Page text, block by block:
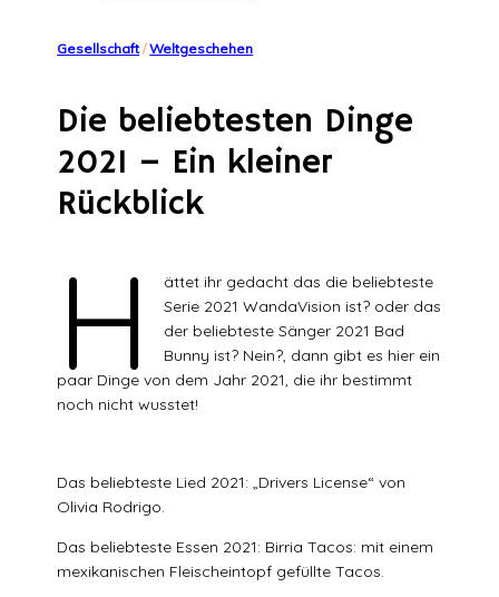
Gesellschaft/Weltgeschehen
Die beliebtesten Dinge
2021 – Ein kleiner
Rückblick
H
ättet ihr gedacht das die beliebteste
Serie 2021 WandaVision ist? oder das
der beliebteste Sänger 2021 Bad
Bunny ist? Nein?, dann gibt es hier ein
paar Dinge von dem Jahr 2021, die ihr bestimmt
noch nicht wusstet!
Das beliebteste Lied 2021: „Drivers License“ von
Olivia Rodrigo.
Das beliebteste Essen 2021: Birria Tacos: mit einem
mexikanischen Fleischeintopf gefüllte Tacos.